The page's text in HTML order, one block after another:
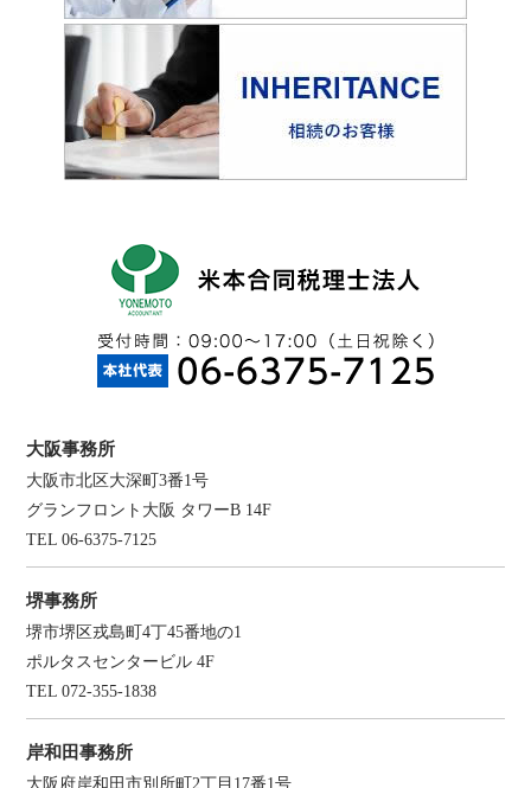
大阪事務所
大阪市北区大深町3番1号
グランフロント大阪 タワーB 14F
TEL 06-6375-7125
堺事務所
堺市堺区戎島町4丁45番地の1
ポルタスセンタービル 4F
TEL 072-355-1838
岸和田事務所
大阪府岸和田市別所町2丁目17番1号